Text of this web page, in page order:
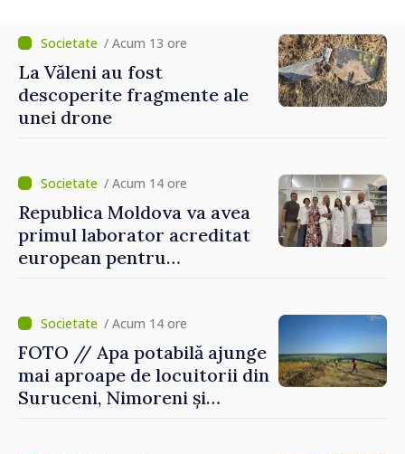
/ Acum 13 ore
La Văleni au fost
descoperite fragmente ale
unei drone
/ Acum 14 ore
Republica Moldova va avea
primul laborator acreditat
european pentru
/ Acum 14 ore
FOTO // Apa potabilă ajunge
mai aproape de locuitorii din
Suruceni, Nimoreni și